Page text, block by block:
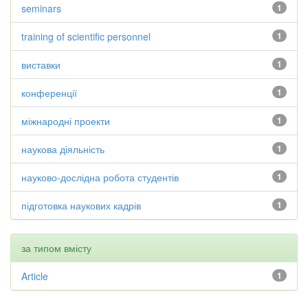
1
seminars
1
training of scientific personnel
1
виставки
1
конференції
1
міжнародні проекти
1
наукова діяльність
1
науково-дослідна робота студентів
1
підготовка наукових кадрів
за типом вмісту
1
Article